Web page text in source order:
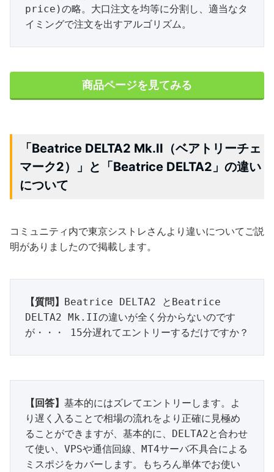
price)の略。大口注文を均等に分割し、適当なタ
イミングで注文を出すアルゴリズム。
商品ページを見てみる
「Beatrice DELTA2 Mk.II（ベアトリーチェ
マーク2）」と「Beatrice DELTA2」の違い
について
コミュニティ内で東京シストレさんより違いについてご説
明がありましたので掲載します。
【質問】 Beatrice DELTA2 とBeatrice
DELTA2 Mk.IIの違いが全く分からないのです
が・・・ 15分遅れてエントリーするだけですか？
【回答】 基本的にはズレてエントリーします。よ
り遅く入ることで相場の流れをより正確に見極め
ることができますが、基本的に、DELTA2と合わせ
て使い、VPSや通信回線、MT4サーバ不具合による
ミスポジをカバーします。もちろん単体でお使い